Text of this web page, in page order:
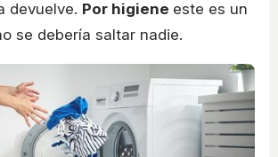
devuelve. Por higiene este es un
se debería saltar nadie.